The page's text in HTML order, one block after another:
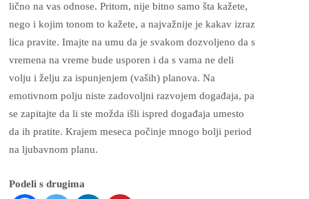
lično na vas odnose. Pritom, nije bitno samo šta kažete,
nego i kojim tonom to kažete, a najvažnije je kakav izraz
lica pravite. Imajte na umu da je svakom dozvoljeno da s
vremena na vreme bude usporen i da s vama ne deli
volju i želju za ispunjenjem (vaših) planova. Na
emotivnom polju niste zadovoljni razvojem događaja, pa
se zapitajte da li ste možda išli ispred događaja umesto
da ih pratite. Krajem meseca počinje mnogo bolji period
na ljubavnom planu.
Podeli s drugima